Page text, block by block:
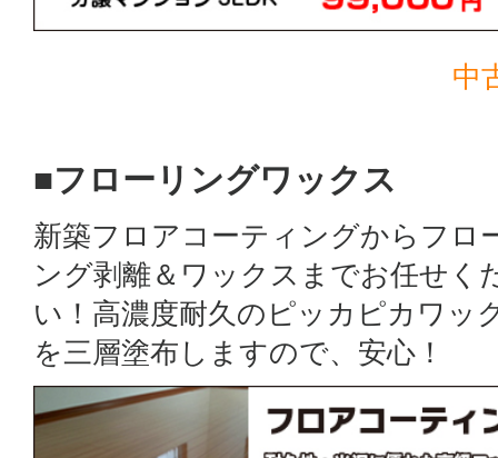
中
■フローリングワックス
新築フロアコーティングからフロ
ング剥離＆ワックスまでお任せく
い！高濃度耐久のピッカピカワッ
を三層塗布しますので、安心！